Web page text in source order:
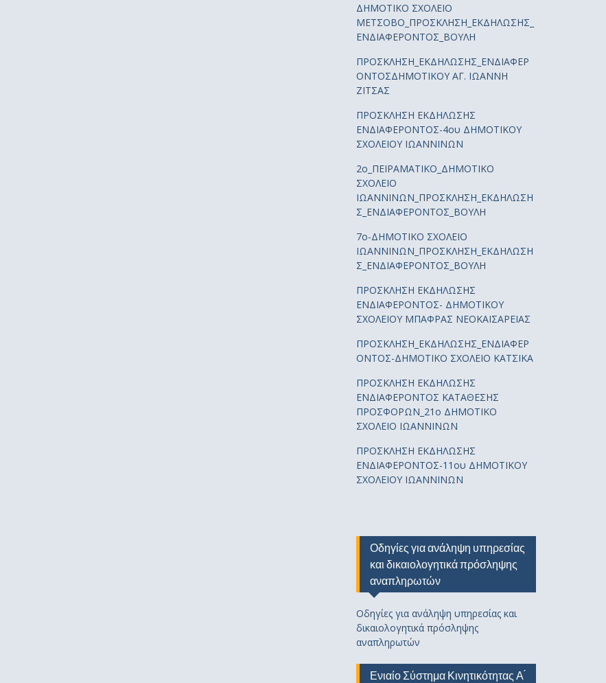
ΔΗΜΟΤΙΚΟ ΣΧΟΛΕΙΟ
ΜΕΤΣΟΒΟ_ΠΡΟΣΚΛΗΣΗ_ΕΚΔΗΛΩΣΗΣ_
ΕΝΔΙΑΦΕΡΟΝΤΟΣ_ΒΟΥΛΗ
ΠΡΟΣΚΛΗΣΗ_ΕΚΔΗΛΩΣΗΣ_ΕΝΔΙΑΦΕΡ
ΟΝΤΟΣΔΗΜΟΤΙΚΟΥ ΑΓ. ΙΩΑΝΝΗ
ΖΙΤΣΑΣ
ΠΡΟΣΚΛΗΣΗ ΕΚΔΗΛΩΣΗΣ
ΕΝΔΙΑΦΕΡΟΝΤΟΣ-4ου ΔΗΜΟΤΙΚΟΥ
ΣΧΟΛΕΙΟΥ ΙΩΑΝΝΙΝΩΝ
2ο_ΠΕΙΡΑΜΑΤΙΚΟ_ΔΗΜΟΤΙΚΟ
ΣΧΟΛΕΙΟ
ΙΩΑΝΝΙΝΩΝ_ΠΡΟΣΚΛΗΣΗ_ΕΚΔΗΛΩΣΗ
Σ_ΕΝΔΙΑΦΕΡΟΝΤΟΣ_ΒΟΥΛΗ
7ο-ΔΗΜΟΤΙΚΟ ΣΧΟΛΕΙΟ
ΙΩΑΝΝΙΝΩΝ_ΠΡΟΣΚΛΗΣΗ_ΕΚΔΗΛΩΣΗ
Σ_ΕΝΔΙΑΦΕΡΟΝΤΟΣ_ΒΟΥΛΗ
ΠΡΟΣΚΛΗΣΗ ΕΚΔΗΛΩΣΗΣ
ΕΝΔΙΑΦΕΡΟΝΤΟΣ- ΔΗΜΟΤΙΚΟΥ
ΣΧΟΛΕΙΟΥ ΜΠΑΦΡΑΣ ΝΕΟΚΑΙΣΑΡΕΙΑΣ
ΠΡΟΣΚΛΗΣΗ_ΕΚΔΗΛΩΣΗΣ_ΕΝΔΙΑΦΕΡ
ΟΝΤΟΣ-ΔΗΜΟΤΙΚΟ ΣΧΟΛΕΙΟ ΚΑΤΣΙΚΑ
ΠΡΟΣΚΛΗΣΗ ΕΚΔΗΛΩΣΗΣ
ΕΝΔΙΑΦΕΡΟΝΤΟΣ ΚΑΤΑΘΕΣΗΣ
ΠΡΟΣΦΟΡΩΝ_21ο ΔΗΜΟΤΙΚΟ
ΣΧΟΛΕΙΟ ΙΩΑΝΝΙΝΩΝ
ΠΡΟΣΚΛΗΣΗ ΕΚΔΗΛΩΣΗΣ
ΕΝΔΙΑΦΕΡΟΝΤΟΣ-11ου ΔΗΜΟΤΙΚΟΥ
ΣΧΟΛΕΙΟΥ ΙΩΑΝΝΙΝΩΝ
Οδηγίες για ανάληψη υπηρεσίας
και δικαιολογητικά πρόσληψης
αναπληρωτών
Οδηγίες για ανάληψη υπηρεσίας και
δικαιολογητικά πρόσληψης
αναπληρωτών
Ενιαίο Σύστημα Κινητικότητας Α ́